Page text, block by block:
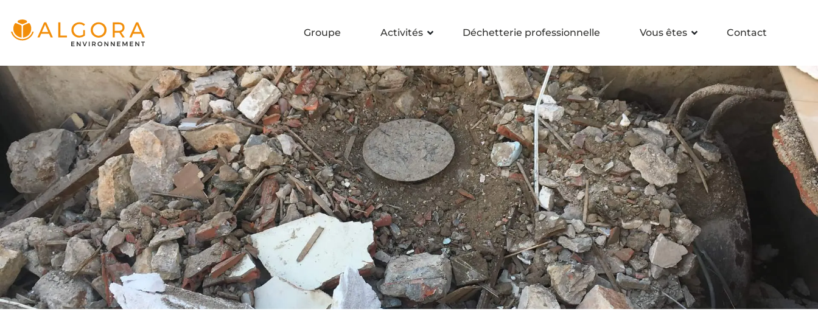
Groupe Activités Déchetterie professionnelle Vous êtes Contact